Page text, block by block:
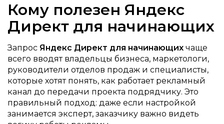
Кому полезен Яндекс
Директ для начинающих
Запрос Яндекс Директ для начинающих чаще
всего вводят владельцы бизнеса, маркетологи,
руководители отделов продаж и специалисты,
которые хотят понять, как работает рекламный
канал до передачи проекта подрядчику. Это
правильный подход: даже если настройкой
занимается эксперт, заказчику важно видеть